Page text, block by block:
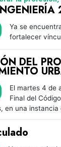
Ya se
fortalecer
DEL
El martes 4 de
Final del
en una